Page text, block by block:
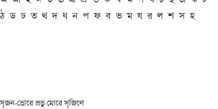
ঠ ড ঢ ত থ দ ধ ন প ফ ব ভ ম য র ল শ স হ
সৃজন-ভোরে প্রভু মোরে সৃজিলে